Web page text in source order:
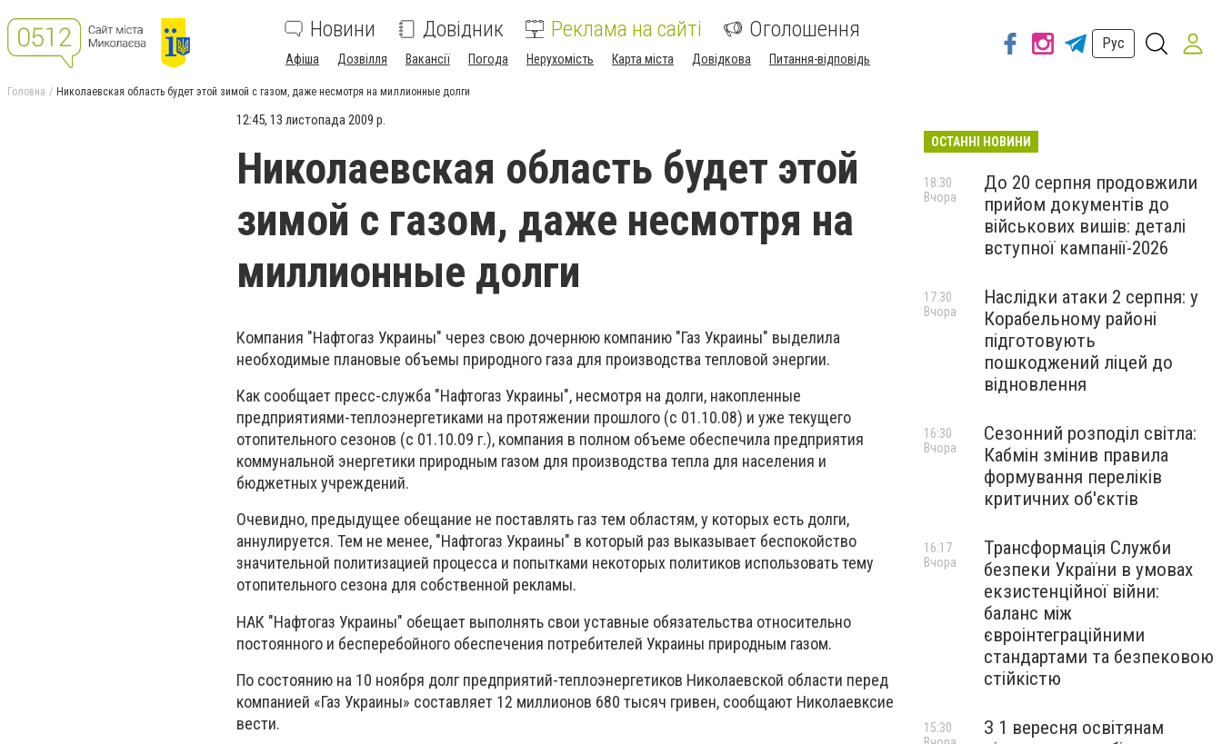
Новини Довідник Реклама на сайті Оголошення
Афіша Дозвілля Вакансії Погода Нерухомість Карта міста Довідкова Питання-відповідь
Рус
Головна Николаевская область будет этой зимой с газом, даже несмотря на миллионные долги
12:45, 13 листопада 2009 р.
Николаевская область будет этой
зимой с газом, даже несмотря на
миллионные долги
Компания "Нафтогаз Украины" через свою дочернюю компанию "Газ Украины" выделила
необходимые плановые объемы природного газа для производства тепловой энергии.
Как сообщает пресс-служба "Нафтогаз Украины", несмотря на долги, накопленные
предприятиями-теплоэнергетиками на протяжении прошлого (с 01.10.08) и уже текущего
отопительного сезонов (с 01.10.09 г.), компания в полном объеме обеспечила предприятия
коммунальной энергетики природным газом для производства тепла для населения и
бюджетных учреждений.
Очевидно, предыдущее обещание не поставлять газ тем областям, у которых есть долги,
аннулируется. Тем не менее, "Нафтогаз Украины" в который раз выказывает беспокойство
значительной политизацией процесса и попытками некоторых политиков использовать тему
отопительного сезона для собственной рекламы.
НАК "Нафтогаз Украины" обещает выполнять свои уставные обязательства относительно
постоянного и бесперебойного обеспечения потребителей Украины природным газом.
По состоянию на 10 ноября долг предприятий-теплоэнергетиков Николаевской области перед
компанией «Газ Украины» составляет 12 миллионов 680 тысяч гривен, сообщают Николаевксие
вести.
ОСТАННІ НОВИНИ
До 20 серпня продовжили
прийом документів до
військових вишів: деталі
вступної кампанії-2026
18:30
Вчора
Наслідки атаки 2 серпня: у
Корабельному районі
підготовують
пошкоджений ліцей до
відновлення
17:30
Вчора
Сезонний розподіл світла:
Кабмін змінив правила
формування переліків
критичних об'єктів
16:30
Вчора
Трансформація Служби
безпеки України в умовах
екзистенційної війни:
баланс між
євроінтеграційними
стандартами та безпековою
стійкістю
16:17
Вчора
З 1 вересня освітянам
15:30